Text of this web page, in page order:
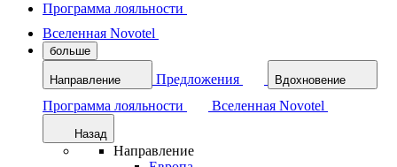
Программа лояльности
Вселенная Novotel
больше
Направление Предложения Вдохновение
Программа лояльности Вселенная Novotel
Назад
Направление